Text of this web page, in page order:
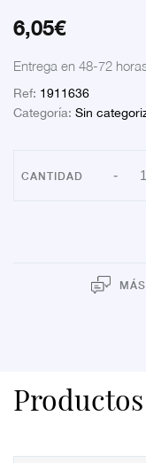
6,05€
Entrega en 48-72
Ref: 1911636
Categoría: Sin
-